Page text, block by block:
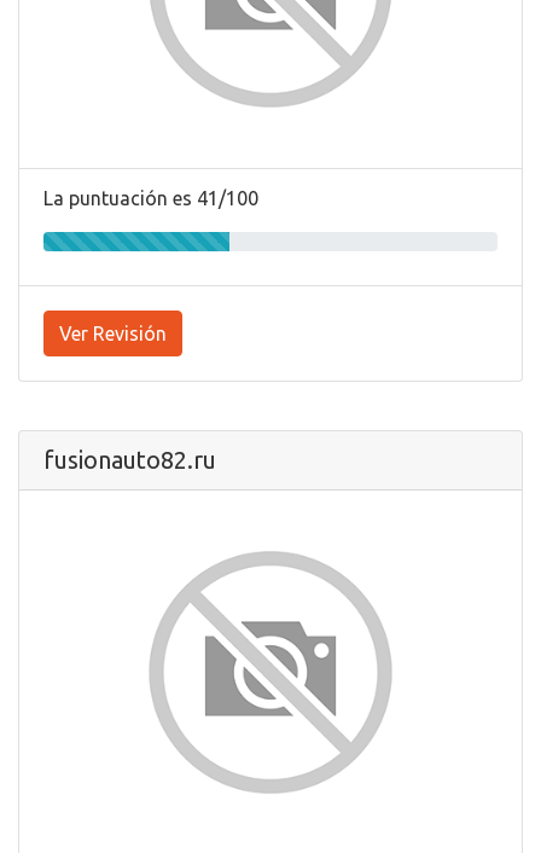
La puntuación es 41/100
Ver Revisión
fusionauto82.ru